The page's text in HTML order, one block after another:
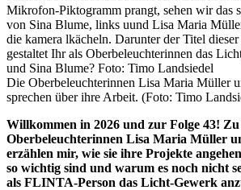
Die Oberbeleuchterinnen Lisa Maria Müller
sprechen über ihre Arbeit. (Foto: Timo
Willkommen in 2026 und zur Folge 43! Zu
Oberbeleuchterinnen Lisa Maria Müller
erzählen mir, wie sie ihre Projekte
so wichtig sind und warum es noch nicht
als FLINTA-Person das Licht-Gewerk